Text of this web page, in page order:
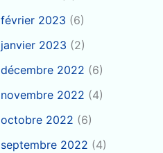
février 2023 (6)
janvier 2023 (2)
décembre 2022 (6)
novembre 2022 (4)
octobre 2022 (6)
septembre 2022 (4)